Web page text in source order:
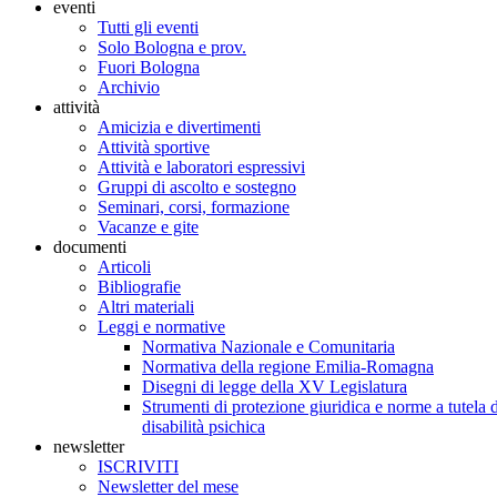
eventi
Tutti gli eventi
Solo Bologna e prov.
Fuori Bologna
Archivio
attività
Amicizia e divertimenti
Attività sportive
Attività e laboratori espressivi
Gruppi di ascolto e sostegno
Seminari, corsi, formazione
Vacanze e gite
documenti
Articoli
Bibliografie
Altri materiali
Leggi e normative
Normativa Nazionale e Comunitaria
Normativa della regione Emilia-Romagna
Disegni di legge della XV Legislatura
Strumenti di protezione giuridica e norme a tutela
disabilità psichica
newsletter
ISCRIVITI
Newsletter del mese